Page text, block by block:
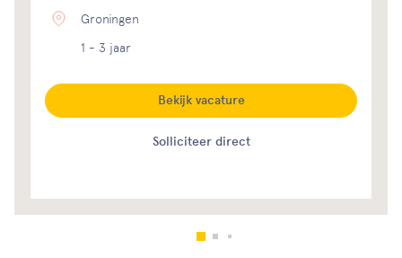
Groningen
1 - 3 jaar
Solliciteer direct
Bekijk vacature